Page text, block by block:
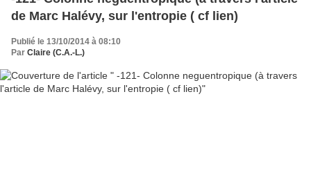
de Marc Halévy, sur l'entropie ( cf lien)
Publié le 13/10/2014 à 08:10
Par Claire (C.A.-L.)